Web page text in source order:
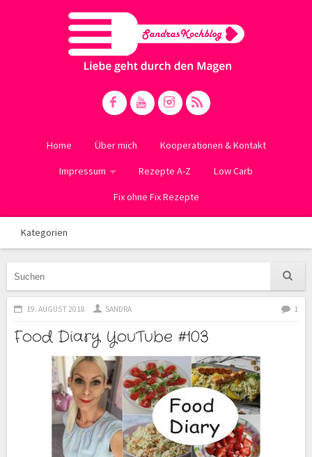
Home Über mich Kooperationen & Kontakt
Impressum Rezepte A-Z Low Carb
Fix ohne Fix Rezepte
Kategorien
19. AUGUST 2018 SANDRA 1
Food Diary YouTube #103